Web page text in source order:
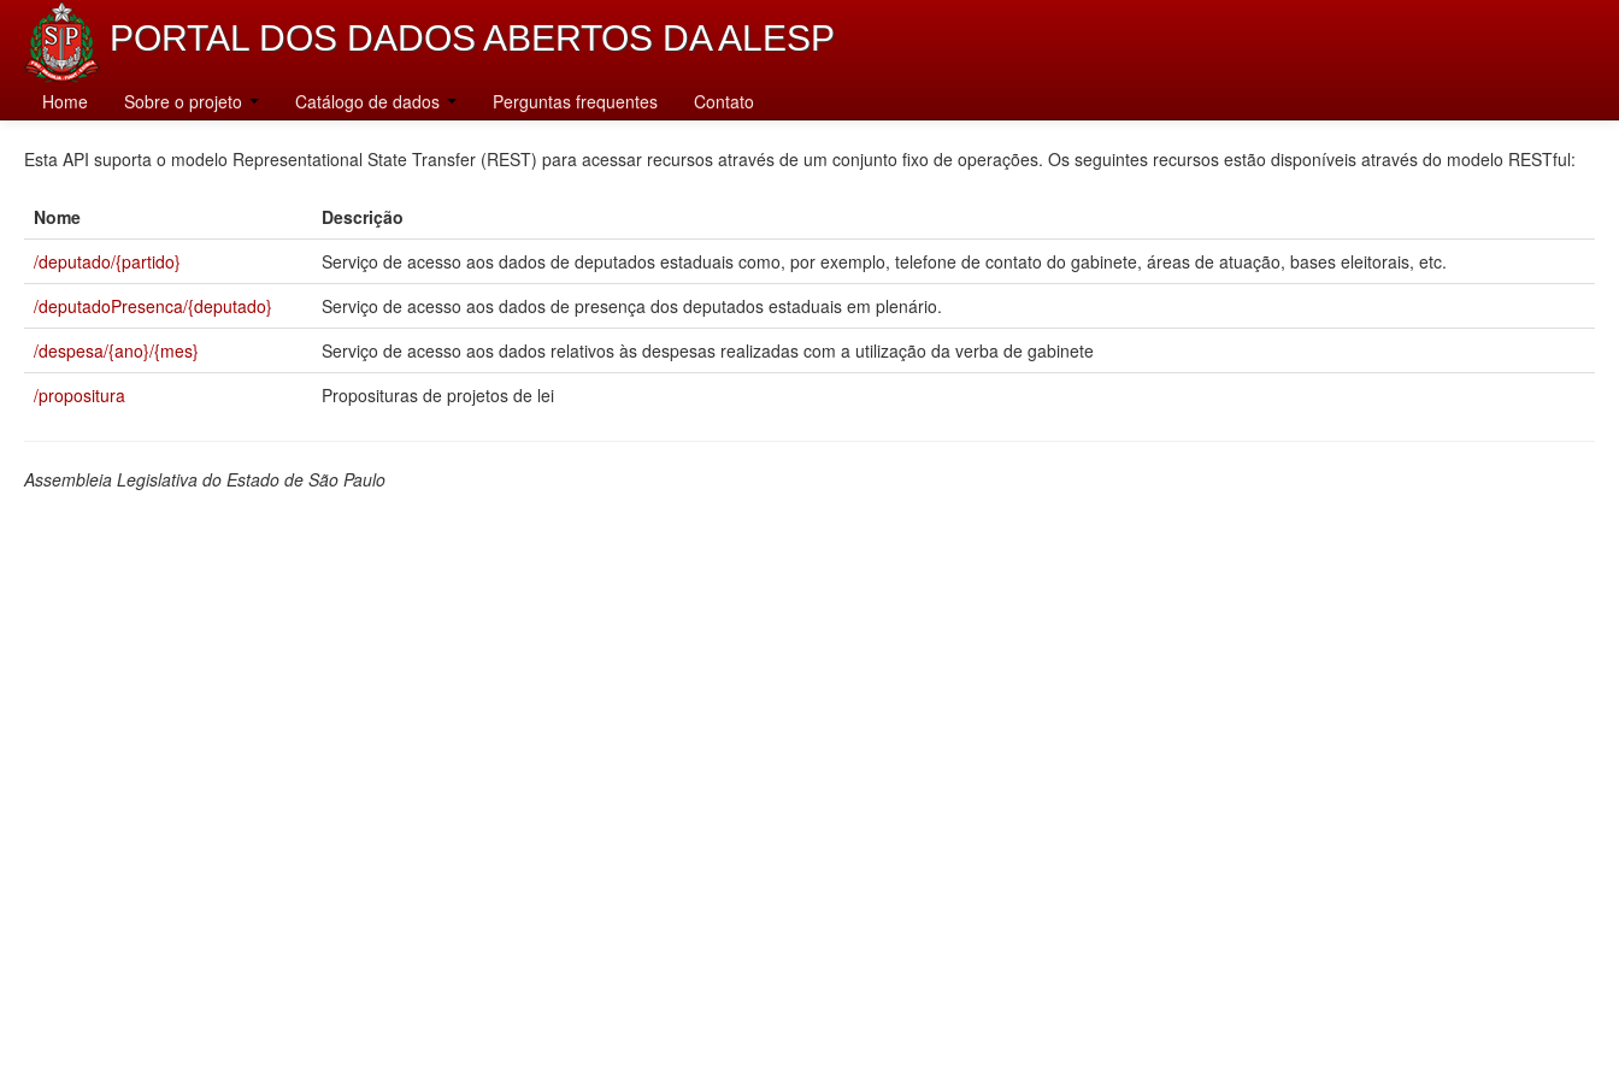
PORTAL DOS DADOS ABERTOS DA ALESP
Home Sobre o projeto Catálogo de dados Perguntas frequentes Contato
Catálogo
Esta API suporta o modelo Representational State Transfer (REST) para acessar recursos através de um conjunto fixo de operações. Os seguintes recursos estão disponíveis através do modelo RESTful:
Nome
Descrição
/deputado/{partido}
Serviço de acesso aos dados de deputados estaduais como, por exemplo, telefone de contato do gabinete, áreas de atuação, bases eleitorais, etc.
/deputadoPresenca/{deputado}
Serviço de acesso aos dados de presença dos deputados estaduais em plenário.
/despesa/{ano}/{mes}
Serviço de acesso aos dados relativos às despesas realizadas com a utilização da verba de gabinete
/propositura
Proposituras de projetos de lei
Assembleia Legislativa do Estado de São Paulo